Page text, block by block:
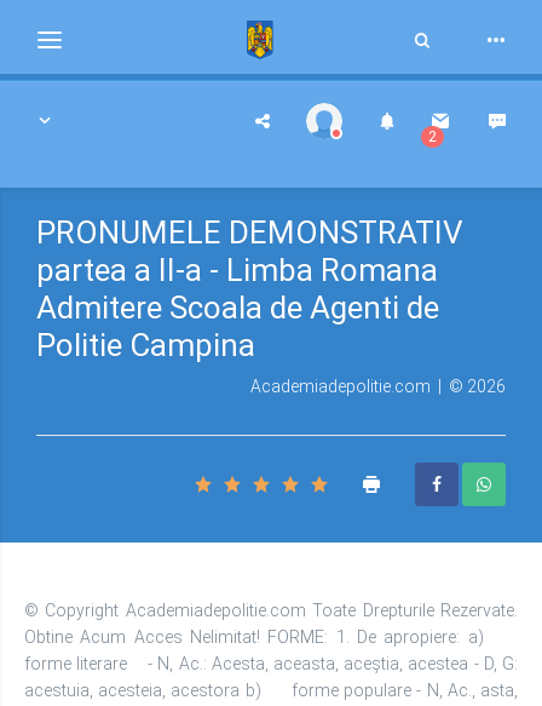
Toggle
navigation
Toggle
2
PRONUMELE DEMONSTRATIV
partea a II-a - Limba Romana
Admitere Scoala de Agenti de
Politie Campina
Academiadepolitie.com | © 2026
© Copyright Academiadepolitie.com Toate Drepturile Rezervate.
Obtine Acum Acces Nelimitat! FORME: 1. De apropiere: a)
forme literare - N, Ac.: Acesta, aceasta, aceştia, acestea - D, G:
acestuia, acesteia, acestora b) forme populare - N, Ac., asta,